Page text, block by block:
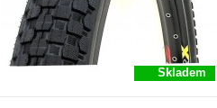
Skladem